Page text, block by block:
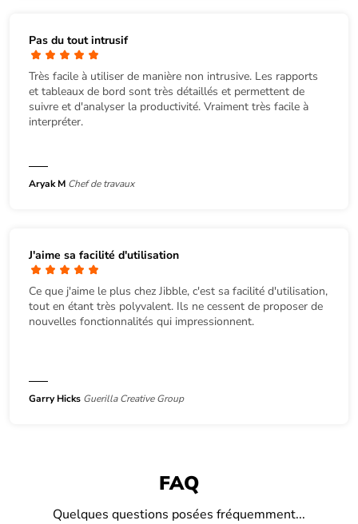
Pas du tout intrusif
Très facile à utiliser de manière non intrusive. Les rapports
et tableaux de bord sont très détaillés et permettent de
suivre et d'analyser la productivité. Vraiment très facile à
interpréter.
Aryak M Chef de travaux
J'aime sa facilité d'utilisation
Ce que j'aime le plus chez Jibble, c'est sa facilité d'utilisation,
tout en étant très polyvalent. Ils ne cessent de proposer de
nouvelles fonctionnalités qui impressionnent.
Garry Hicks Guerilla Creative Group
FAQ
Quelques questions posées fréquemment...